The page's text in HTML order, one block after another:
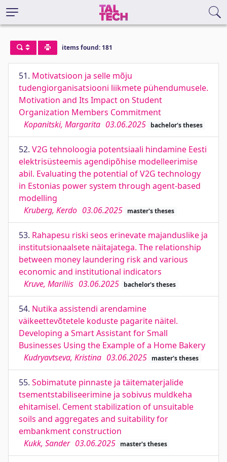
items found: 181
51. Motivatsioon ja selle mõju
tudengiorganisatsiooni liikmete pühendumusele.
Motivation and Its Impact on Student
Organization Members Commitment
Kopanitski, Margarita 03.06.2025 bachelor's theses
52. V2G tehnoloogia potentsiaali hindamine Eesti
elektrisüsteemis agendipõhise modelleerimise
abil. Evaluating the potential of V2G technology
in Estonias power system through agent-based
modelling
Kruberg, Kerdo 03.06.2025 master's theses
53. Rahapesu riski seos erinevate majanduslike ja
institutsionaalsete näitajatega. The relationship
between money laundering risk and various
economic and institutional indicators
Kruve, Mariliis 03.06.2025 bachelor's theses
54. Nutika assistendi arendamine
väikeettevõtetele koduste pagarite näitel.
Developing a Smart Assistant for Small
Businesses Using the Example of a Home Bakery
Kudryavtseva, Kristina 03.06.2025 master's theses
55. Sobimatute pinnaste ja täitematerjalide
tsementstabiliseerimine ja sobivus muldkeha
ehitamisel. Cement stabilization of unsuitable
soils and aggregates and suitability for
embankment construction
Kukk, Sander 03.06.2025 master's theses